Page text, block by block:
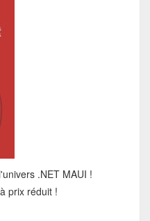
.NET MAUI !
prix réduit !